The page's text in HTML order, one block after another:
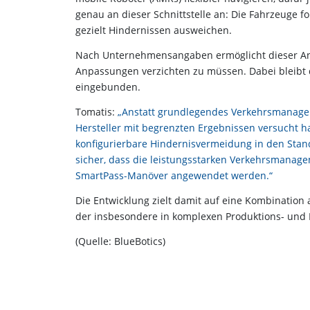
genau an dieser Schnittstelle an: Die Fahrzeuge
gezielt Hindernissen ausweichen.
Nach Unternehmensangaben ermöglicht dieser
Anpassungen verzichten zu müssen. Dabei
eingebunden.
Tomatis: „Anstatt grundlegendes
Hersteller mit begrenzten Ergebnissen versucht
konfigurierbare Hindernisvermeidung in den
sicher, dass die leistungsstarken
SmartPass-Manöver angewendet werden.“
Die Entwicklung zielt damit auf eine
der insbesondere in komplexen Produktions-
(Quelle: BlueBotics)